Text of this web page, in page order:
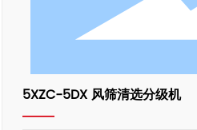
5XZC-5DX 风筛清选分级机